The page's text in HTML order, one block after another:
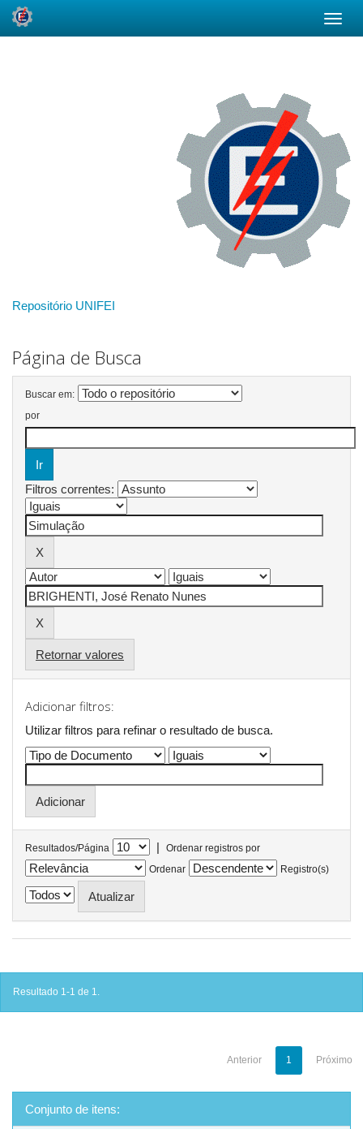
Repositório UNIFEI
Página de Busca
Buscar em:
por
Filtros correntes:
Retornar valores
Adicionar filtros:
Utilizar filtros para refinar o resultado de busca.
Resultados/Página |
Ordenar registros por
Ordenar
Registro(s)
Resultado 1-1 de 1.
Anterior 1 Próximo
Conjunto de itens: